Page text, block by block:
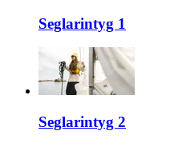
Seglarintyg 1
Seglarintyg 2